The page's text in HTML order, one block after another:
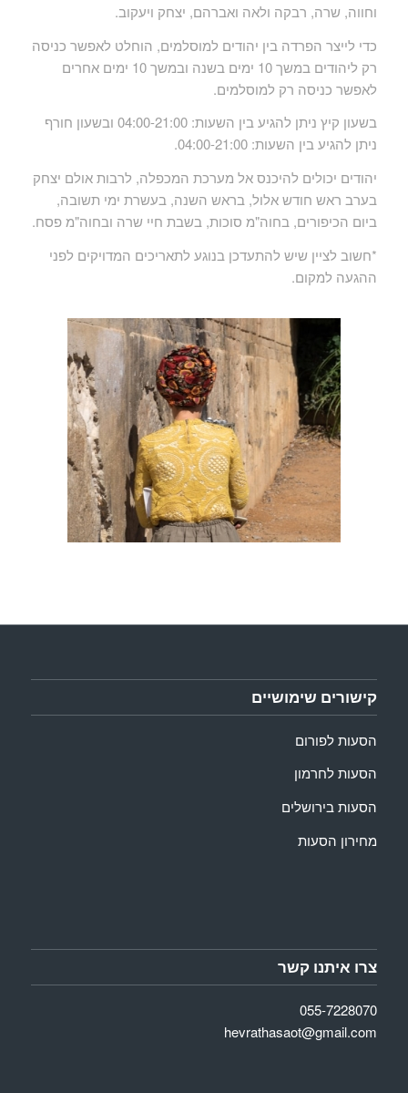
וחווה, שרה, רבקה ולאה ואברהם, יצחק ויעקוב.
כדי לייצר הפרדה בין יהודים למוסלמים, הוחלט לאפשר כניסה
רק ליהודים במשך 10 ימים בשנה ובמשך 10 ימים אחרים
לאפשר כניסה רק למוסלמים.
בשעון קיץ ניתן להגיע בין השעות: 04:00-21:00 ובשעון חורף
ניתן להגיע בין השעות: 04:00-21:00.
יהודים יכולים להיכנס אל מערכת המכפלה, לרבות אולם יצחק
בערב ראש חודש אלול, בראש השנה, בעשרת ימי תשובה,
ביום הכיפורים, בחוה"מ סוכות, בשבת חיי שרה ובחוה"מ פסח.
*חשוב לציין שיש להתעדכן בנוגע לתאריכים המדויקים לפני
ההגעה למקום.
קישורים שימושיים
הסעות לפורום
הסעות לחרמון
הסעות בירושלים
מחירון הסעות
צרו איתנו קשר
055-7228070
hevrathasaot@gmail.com